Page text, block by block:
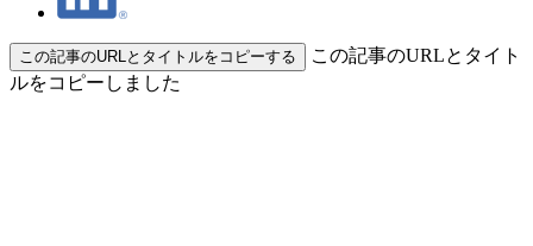
この記事のURLとタイトルをコピーする
この記事のURLとタイト
ルをコピーしました